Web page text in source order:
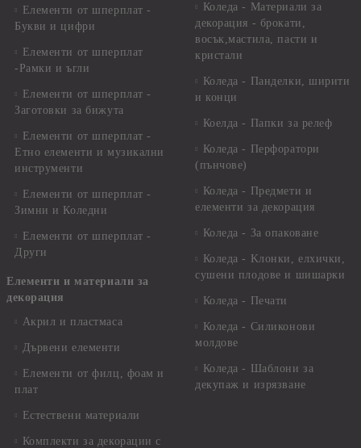
Елементи от шперплат -
Букви и цифри
Елементи от шперплат
-Рамки и ъгли
Елементи от шперплат -
Заготовки за бижута
Елементи от шперплат -
Етно елементи и музикални
инструменти
Елементи от шперплат -
Зимни и Коледни
Елементи от шперплат -
Други
Елементи и материали за
декорация
Акрил и пластмаса
Дървени елементи
Елементи от филц, фоам и
плат
Естествени материали
Комплекти за декорации с
Коледа - Материали за
декорация - брокати,
восък,мастила, пасти и
кристали
Коледа - Панделки, ширити
и конци
Коелда - Папки за релеф
Коледа - Перфоратори
(пънчове)
Коледа - Предмети и
елементи за декорация
Коледа - За опаковане
Коледа - Kлонки, елхички,
сушени плодове и шишарки
Коледа - Печати
Коледа - Силиконови
молдове
Коледа - Шаблони за
декупаж и изрязване